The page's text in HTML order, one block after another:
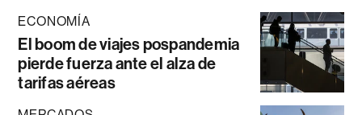
ECONOMÍA
El boom de viajes pospandemia
pierde fuerza ante el alza de
tarifas aéreas